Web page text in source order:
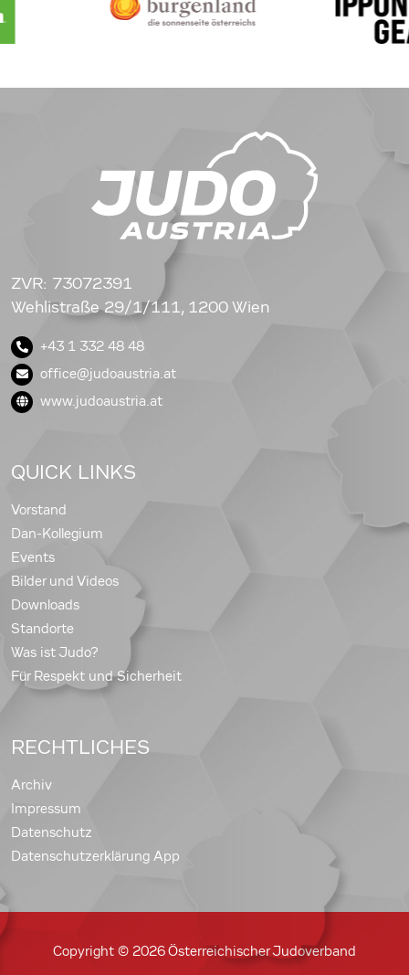
ZVR: 73072391
Wehlistraße 29/1/111, 1200 Wien
+43 1 332 48 48
office@judoaustria.at
www.judoaustria.at
QUICK LINKS
Vorstand
Dan-Kollegium
Events
Bilder und Videos
Downloads
Standorte
Was ist Judo?
Für Respekt und Sicherheit
RECHTLICHES
Archiv
Impressum
Datenschutz
Datenschutzerklärung App
Copyright © 2026 Österreichischer Judoverband